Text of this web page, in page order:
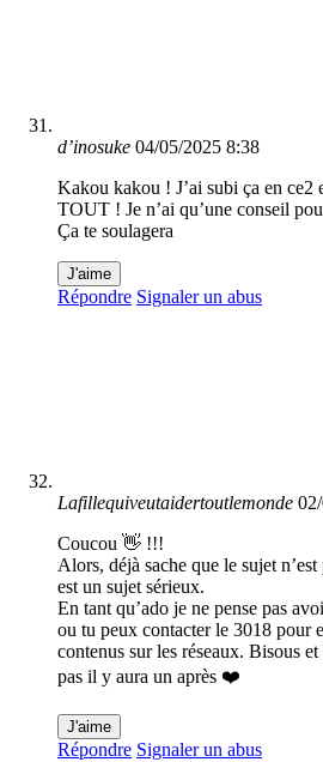
d’inosuke 04/05/2025 8:38
Kakou kakou ! J’ai subi ça en ce2
TOUT ! Je n’ai qu’une conseil
Ça te soulagera
J'aime
Répondre Signaler un abus
Lafillequiveutaidertoutlemonde
Coucou 👋 !!!
Alors, déjà sache que le sujet
est un sujet sérieux.
En tant qu’ado je ne pense pas
ou tu peux contacter le 3018 pour
contenus sur les réseaux. Bisous
pas il y aura un après ❤️
J'aime
Répondre Signaler un abus